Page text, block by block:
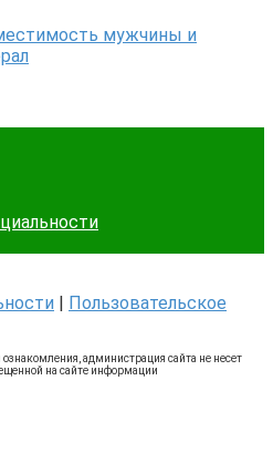
мужчины и
| Пользовательское
администрация сайта не несет
на сайте информации